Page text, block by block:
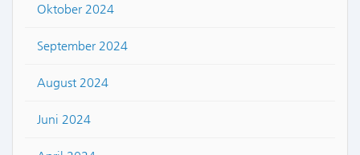
Oktober 2024
September 2024
August 2024
Juni 2024